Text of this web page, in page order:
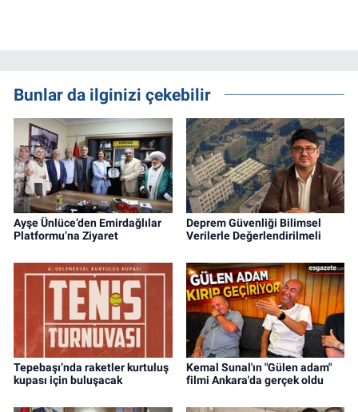
Bunlar da ilginizi çekebilir
Ayşe Ünlüce’den Emirdağlılar
Platformu’na Ziyaret
Deprem Güvenliği Bilimsel
Verilerle Değerlendirilmeli
Tepebaşı’nda raketler kurtuluş
kupası için buluşacak
Kemal Sunal'ın "Gülen adam"
filmi Ankara'da gerçek oldu